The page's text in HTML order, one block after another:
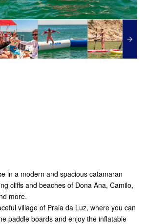
in a modern and spacious catamaran
cliffs and beaches of Dona Ana, Camilo,
more.
village of Praia da Luz, where you can
paddle boards and enjoy the inflatable